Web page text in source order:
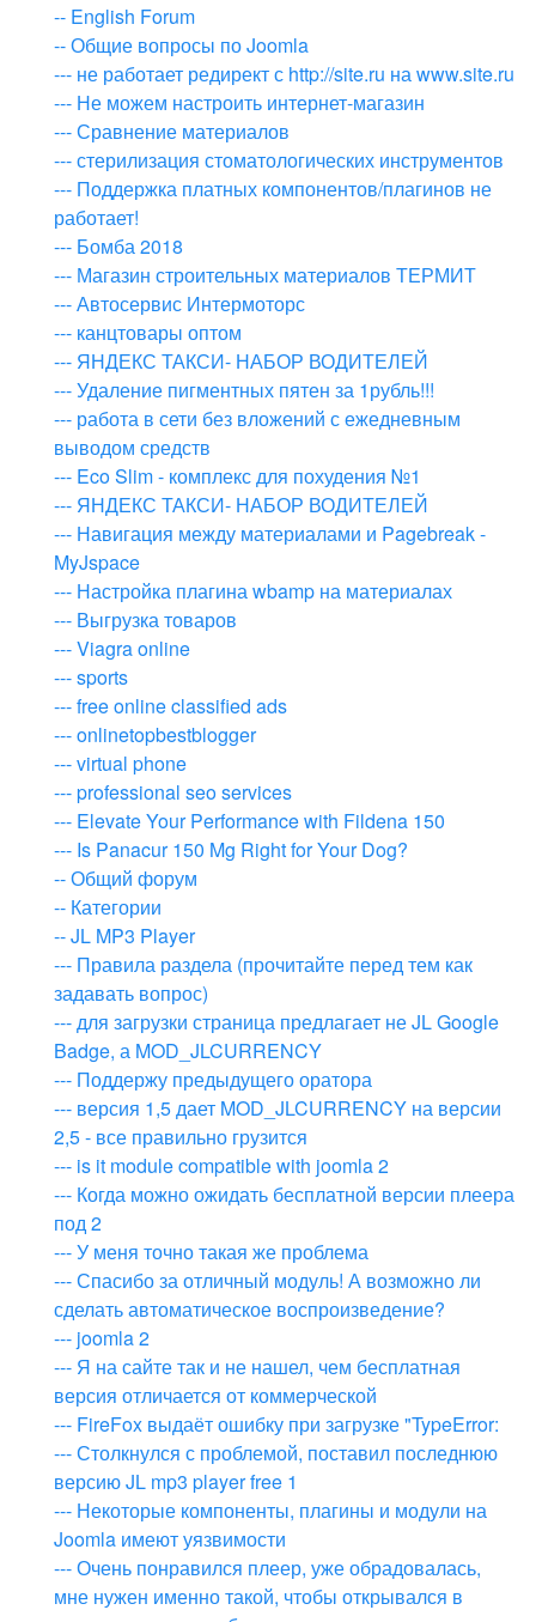
-- English Forum
-- Общие вопросы по Joomla
--- не работает редирект с http://site.ru на www.site.ru
--- Не можем настроить интернет-магазин
--- Сравнение материалов
--- стерилизация стоматологических инструментов
--- Поддержка платных компонентов/плагинов не
работает!
--- Бомба 2018
--- Магазин строительных материалов ТЕРМИТ
--- Автосервис Интермоторс
--- канцтовары оптом
--- ЯНДЕКС ТАКСИ- НАБОР ВОДИТЕЛЕЙ
--- Удаление пигментных пятен за 1рубль!!!
--- работа в сети без вложений с ежедневным
выводом средств
--- Eco Slim - комплекс для похудения №1
--- ЯНДЕКС ТАКСИ- НАБОР ВОДИТЕЛЕЙ
--- Навигация между материалами и Pagebreak -
MyJspace
--- Настройка плагина wbamp на материалах
--- Выгрузка товаров
--- Viagra online
--- sports
--- free online classified ads
--- onlinetopbestblogger
--- virtual phone
--- professional seo services
--- Elevate Your Performance with Fildena 150
--- Is Panacur 150 Mg Right for Your Dog?
-- Общий форум
-- Категории
-- JL MP3 Player
--- Правила раздела (прочитайте перед тем как
задавать вопрос)
--- для загрузки страница предлагает не JL Google
Badge, а MOD_JLCURRENCY
--- Поддержу предыдущего оратора
--- версия 1,5 дает MOD_JLCURRENCY на версии
2,5 - все правильно грузится
--- is it module compatible with joomla 2
--- Когда можно ожидать бесплатной версии плеера
под 2
--- У меня точно такая же проблема
--- Спасибо за отличный модуль! А возможно ли
сделать автоматическое воспроизведение?
--- joomla 2
--- Я на сайте так и не нашел, чем бесплатная
версия отличается от коммерческой
--- FireFox выдаёт ошибку при загрузке "TypeError:
--- Столкнулся с проблемой, поставил последнюю
версию JL mp3 player free 1
--- Некоторые компоненты, плагины и модули на
Joomla имеют уязвимости
--- Очень понравился плеер, уже обрадовалась,
мне нужен именно такой, чтобы открывался в